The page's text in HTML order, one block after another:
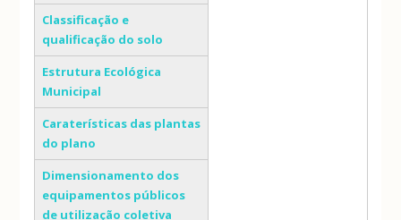
Classificação e
qualificação do solo
Estrutura Ecológica
Municipal
Caraterísticas das plantas
do plano
Dimensionamento dos
equipamentos públicos
de utilização coletiva